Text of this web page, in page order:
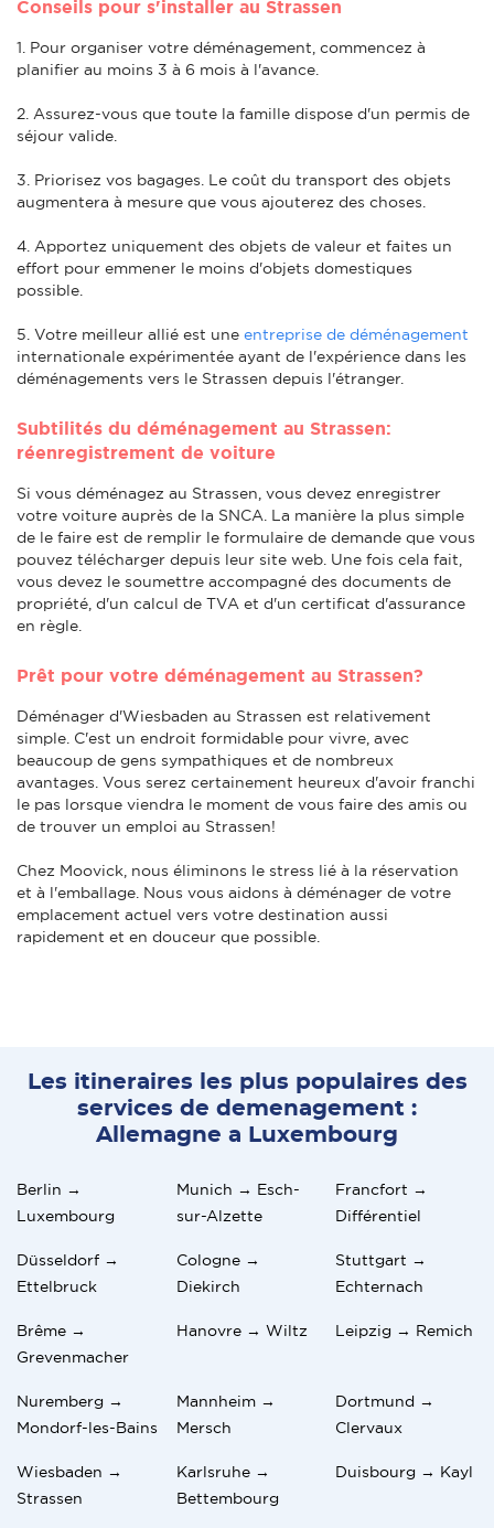
Conseils pour s'installer au Strassen
1. Pour organiser votre déménagement, commencez à
planifier au moins 3 à 6 mois à l'avance.
2. Assurez-vous que toute la famille dispose d'un permis de
séjour valide.
3. Priorisez vos bagages. Le coût du transport des objets
augmentera à mesure que vous ajouterez des choses.
4. Apportez uniquement des objets de valeur et faites un
effort pour emmener le moins d'objets domestiques
possible.
5. Votre meilleur allié est une entreprise de déménagement
internationale expérimentée ayant de l'expérience dans les
déménagements vers le Strassen depuis l'étranger.
Subtilités du déménagement au Strassen:
réenregistrement de voiture
Si vous déménagez au Strassen, vous devez enregistrer
votre voiture auprès de la SNCA. La manière la plus simple
de le faire est de remplir le formulaire de demande que vous
pouvez télécharger depuis leur site web. Une fois cela fait,
vous devez le soumettre accompagné des documents de
propriété, d'un calcul de TVA et d'un certificat d'assurance
en règle.
Prêt pour votre déménagement au Strassen?
Déménager d'Wiesbaden au Strassen est relativement
simple. C'est un endroit formidable pour vivre, avec
beaucoup de gens sympathiques et de nombreux
avantages. Vous serez certainement heureux d'avoir franchi
le pas lorsque viendra le moment de vous faire des amis ou
de trouver un emploi au Strassen!
Chez Moovick, nous éliminons le stress lié à la réservation
et à l'emballage. Nous vous aidons à déménager de votre
emplacement actuel vers votre destination aussi
rapidement et en douceur que possible.
Les itineraires les plus populaires des
services de demenagement :
Allemagne a Luxembourg
Berlin →
Luxembourg
Munich → Esch-
sur-Alzette
Francfort →
Différentiel
Düsseldorf →
Ettelbruck
Cologne →
Diekirch
Stuttgart →
Echternach
Brême →
Grevenmacher
Hanovre → Wiltz Leipzig → Remich
Nuremberg →
Mondorf-les-Bains
Mannheim →
Mersch
Dortmund →
Clervaux
Wiesbaden →
Strassen
Karlsruhe →
Bettembourg
Duisbourg → Kayl